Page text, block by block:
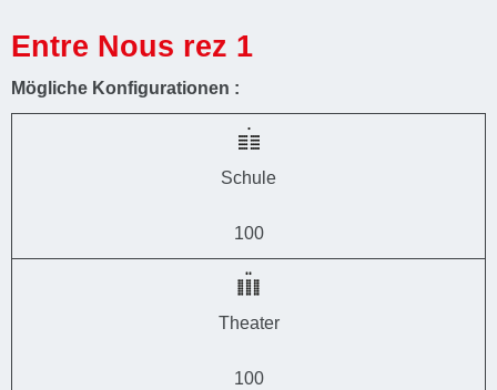
Entre Nous rez 1
Mögliche Konfigurationen :
Schule
100
Theater
100